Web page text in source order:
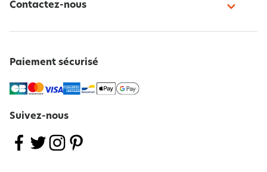
Contactez-nous
Paiement sécurisé
Suivez-nous